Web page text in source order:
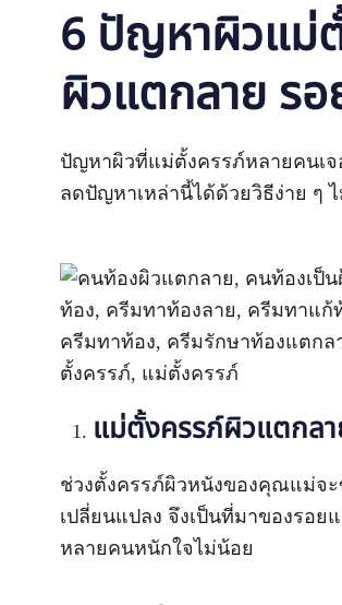
6 ปัญหาผิวแม่
ผิวแตกลาย ร
ปัญหาผิวที่แม่ตั้งครรภ์หลายคนเจ
ลดปัญหาเหล่านี้ได้ด้วยวิธีง่าย ๆ
แม่ตั้งครรภ์ผิวแตกล
ช่วงตั้งครรภ์ผิวหนังของคุณแม่จ
เปลี่ยนแปลง จึงเป็นที่มาของรอ
หลายคนหนักใจไม่น้อย